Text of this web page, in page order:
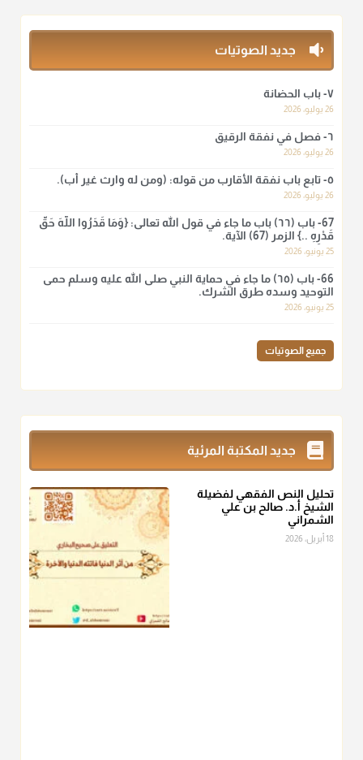
وما هو من عمل الناس"
منذ 3 شهر
لا أعلم لدعاء ختم القرآن في الصلاة أصلاً صحيحاً يعتمد عليه من سنة
الرسول صلى الله عليه وسلّم، ولا من عمل الصحابة رضي الله
منذ 3 شهر
أ.د. صالح الشمراني
نرى اليوم بأبصارنا بعض ما رأى العلماء ببصائرهم: "والرافضة ليس
لهم سعي إلا في هدم الإسلام و نقض عراه...فأيامهم في الإسلام
كلها سود" ابن تيمية.
أ.د. صالح الشمراني
المعتدلين غير مقبوضتين ولا مبسوطتين أربع مرات من الرز أو البر
أو التمر أو اللحم
منذ 3 شهر
، فإلم يعلم إلا بعد ذلك لم تجزه لقولهﷺ:
جديد الصوتيات
٧- باب الحضانة
26 يوليو، 2026
٦- فصل في نفقة الرقيق
26 يوليو، 2026
٥- تابع باب نفقة الأقارب من قوله: (ومن له وارث غير أب).
26 يوليو، 2026
67- باب (٦٦) باب ما جاء في قول الله تعالى: {وَمَا قَدَرُوا اللَّهَ حَقَّ
قَدْرِهِ ..} الزمر (67) الآية.
25 يونيو، 2026
66- باب (٦٥) ما جاء في حماية النبي صلى الله عليه وسلم حمى
التوحيد وسده طرق الشرك.
25 يونيو، 2026
جميع الصوتيات
جديد المكتبة المرئية
تحليل النص الفقهي لفضيلة
الشيخ أ.د. صالح بن علي
الشمراني
18 أبريل، 2026